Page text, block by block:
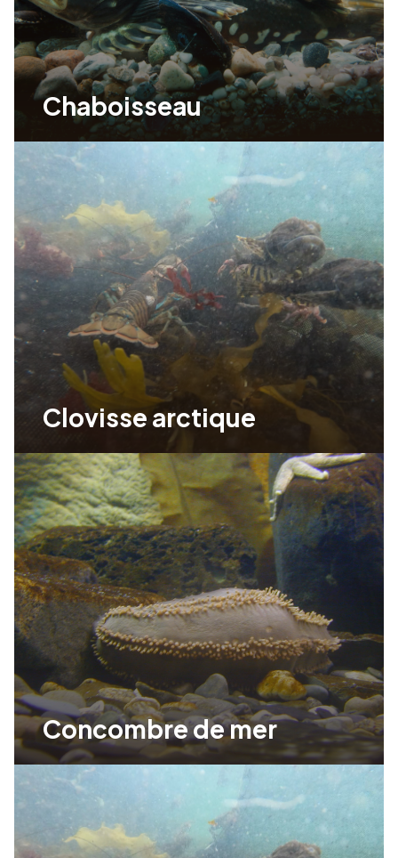
Chaboisseau
Clovisse arctique
Concombre de mer